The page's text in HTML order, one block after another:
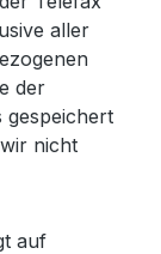
aller
der
gespeichert
nicht
auf